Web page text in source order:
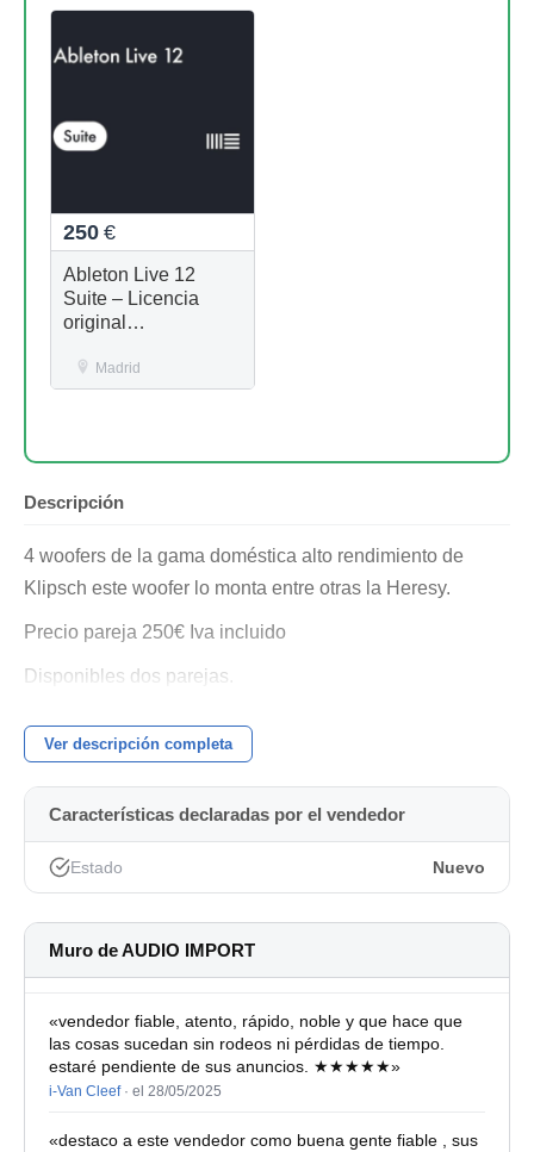
250 €
Ableton Live 12
Suite – Licencia
original
Madrid
Descripción
4 woofers de la gama doméstica alto rendimiento de
Klipsch este woofer lo monta entre otras la Heresy.
Precio pareja 250€ Iva incluido
Disponibles dos parejas.
Ver descripción completa
Características declaradas por el vendedor
Estado Nuevo
Muro de AUDIO IMPORT
«vendedor fiable, atento, rápido, noble y que hace que
las cosas sucedan sin rodeos ni pérdidas de tiempo.
estaré pendiente de sus anuncios. ★★★★★»
i-Van Cleef· el 28/05/2025
«destaco a este vendedor como buena gente fiable , sus